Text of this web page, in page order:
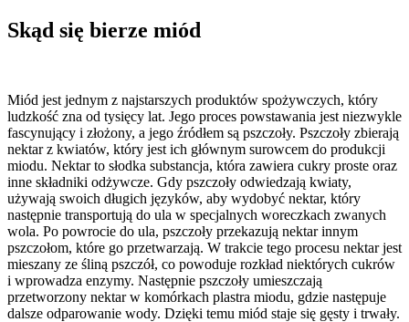
Skąd się bierze miód
Miód jest jednym z najstarszych produktów spożywczych, który
ludzkość zna od tysięcy lat. Jego proces powstawania jest niezwykle
fascynujący i złożony, a jego źródłem są pszczoły. Pszczoły zbierają
nektar z kwiatów, który jest ich głównym surowcem do produkcji
miodu. Nektar to słodka substancja, która zawiera cukry proste oraz
inne składniki odżywcze. Gdy pszczoły odwiedzają kwiaty,
używają swoich długich języków, aby wydobyć nektar, który
następnie transportują do ula w specjalnych woreczkach zwanych
wola. Po powrocie do ula, pszczoły przekazują nektar innym
pszczołom, które go przetwarzają. W trakcie tego procesu nektar jest
mieszany ze śliną pszczół, co powoduje rozkład niektórych cukrów
i wprowadza enzymy. Następnie pszczoły umieszczają
przetworzony nektar w komórkach plastra miodu, gdzie następuje
dalsze odparowanie wody. Dzięki temu miód staje się gęsty i trwały.